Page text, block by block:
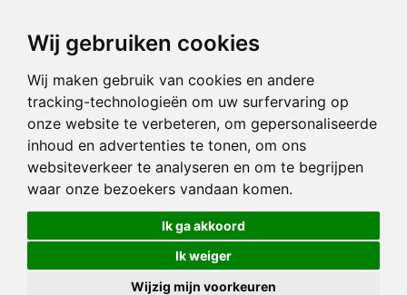
Wij gebruiken cookies
Wij maken gebruik van cookies en andere
tracking-technologieën om uw surfervaring op
onze website te verbeteren, om gepersonaliseerde
inhoud en advertenties te tonen, om ons
websiteverkeer te analyseren en om te begrijpen
waar onze bezoekers vandaan komen.
Ik ga akkoord
Ik weiger
Wijzig mijn voorkeuren
direct
hoofdinhoud